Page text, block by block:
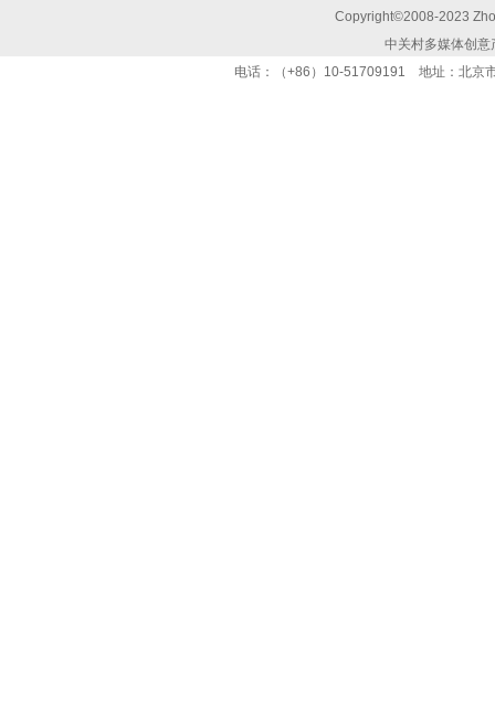
Copyright©2008-2023
中关村多媒体创
电话：（+86）10-51709191 地址：北京